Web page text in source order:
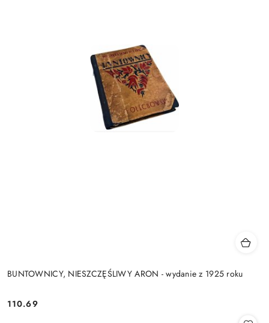
BUNTOWNICY, NIESZCZĘŚLIWY ARON - wydanie z 1925 roku
Cena:
110.69